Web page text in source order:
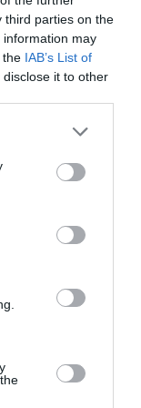
third parties on the
information may
the IAB’s List of
it to other
τον
τριμμένη